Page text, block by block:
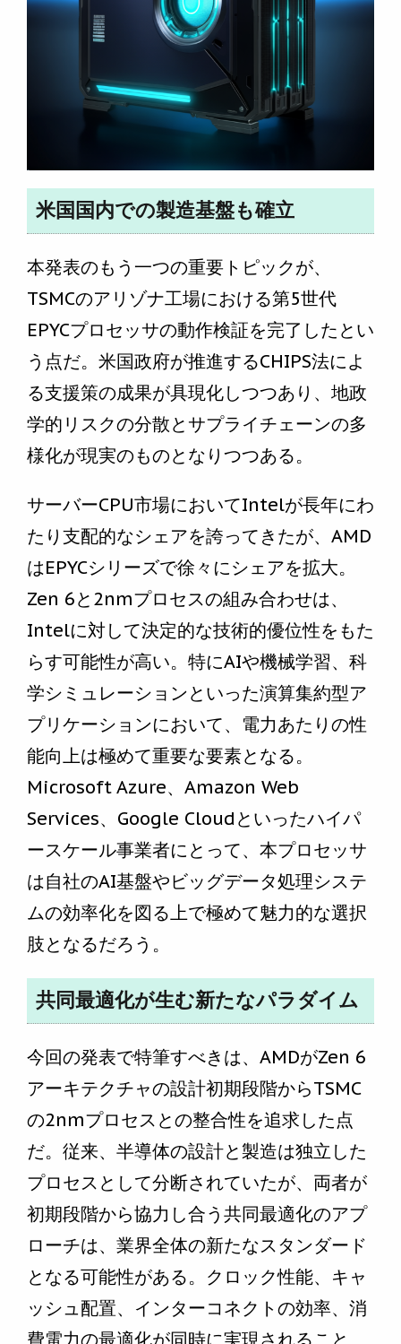
米国国内での製造基盤も確立
本発表のもう一つの重要トピックが、
TSMCのアリゾナ工場における第5世代
EPYCプロセッサの動作検証を完了したとい
う点だ。米国政府が推進するCHIPS法によ
る支援策の成果が具現化しつつあり、地政
学的リスクの分散とサプライチェーンの多
様化が現実のものとなりつつある。
サーバーCPU市場においてIntelが長年にわ
たり支配的なシェアを誇ってきたが、AMD
はEPYCシリーズで徐々にシェアを拡大。
Zen 6と2nmプロセスの組み合わせは、
Intelに対して決定的な技術的優位性をもた
らす可能性が高い。特にAIや機械学習、科
学シミュレーションといった演算集約型ア
プリケーションにおいて、電力あたりの性
能向上は極めて重要な要素となる。
Microsoft Azure、Amazon Web
Services、Google Cloudといったハイパ
ースケール事業者にとって、本プロセッサ
は自社のAI基盤やビッグデータ処理システ
ムの効率化を図る上で極めて魅力的な選択
肢となるだろう。
共同最適化が生む新たなパラダイム
今回の発表で特筆すべきは、AMDがZen 6
アーキテクチャの設計初期段階からTSMC
の2nmプロセスとの整合性を追求した点
だ。従来、半導体の設計と製造は独立した
プロセスとして分断されていたが、両者が
初期段階から協力し合う共同最適化のアプ
ローチは、業界全体の新たなスタンダード
となる可能性がある。クロック性能、キャ
ッシュ配置、インターコネクトの効率、消